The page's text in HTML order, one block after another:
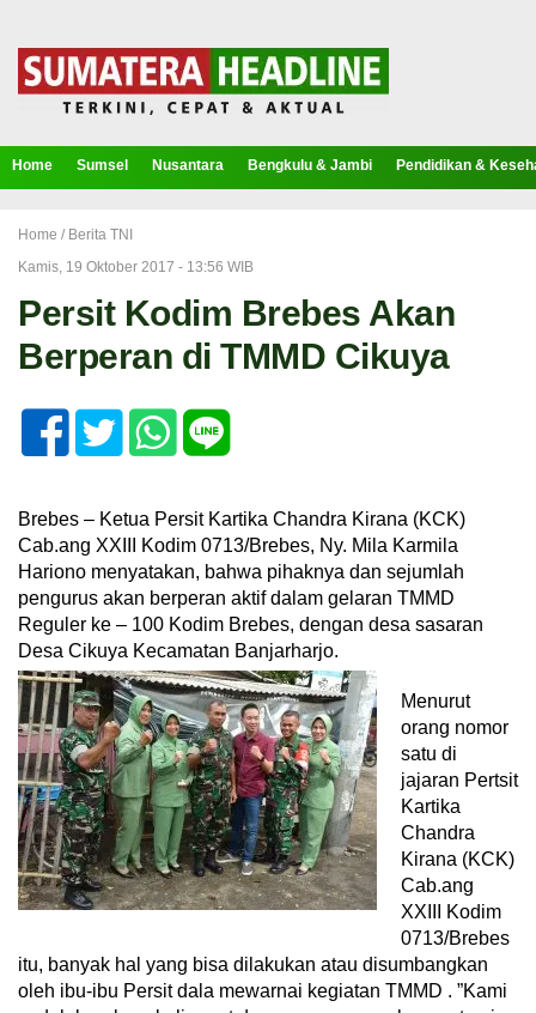
Home Sumsel Nusantara Bengkulu & Jambi Pendidikan &
Home / Berita TNI
Kamis, 19 Oktober 2017 - 13:56 WIB
Persit Kodim Brebes Akan
Berperan di TMMD Cikuya
Brebes – Ketua Persit Kartika Chandra Kirana (KCK)
Cab.ang XXIII Kodim 0713/Brebes, Ny. Mila Karmila
Hariono menyatakan, bahwa pihaknya dan sejumlah
pengurus akan berperan aktif dalam gelaran TMMD
Reguler ke – 100 Kodim Brebes, dengan desa sasaran
Desa Cikuya Kecamatan Banjarharjo.
Menurut
orang nomor
satu di
jajaran Pertsit
Kartika
Chandra
Kirana (KCK)
Cab.ang
XXIII Kodim
0713/Brebes
itu, banyak hal yang bisa dilakukan atau disumbangkan
oleh ibu-ibu Persit dala mewarnai kegiatan TMMD . ”Kami